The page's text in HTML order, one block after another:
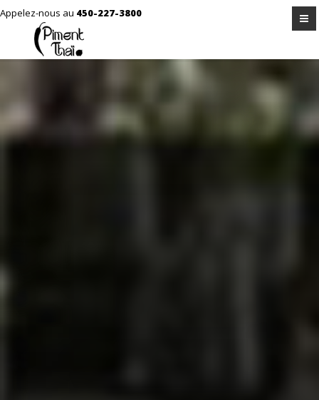
Appelez-nous au 450-227-3800